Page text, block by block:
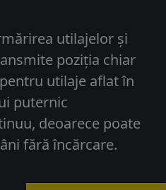
utilajelor și
poziția chiar
utilaje aflat în
puternic
deoarece poate
fără încărcare.